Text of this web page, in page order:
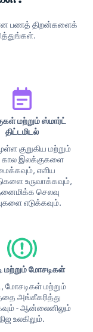
பணத் திறன்களைக்
மற்றும் ஸ்மார்ட்
திட்டமிடல்
குறுகிய மற்றும்
இலக்குகளை
எளிய
உருவாக்கவும்,
செலவு
எடுக்கவும்.
மற்றும் மோசடிகள்
மோசடிகள் மற்றும்
அங்கீகரித்து
- ஆன்லைனிலும்
நிஜ உலகிலும்.